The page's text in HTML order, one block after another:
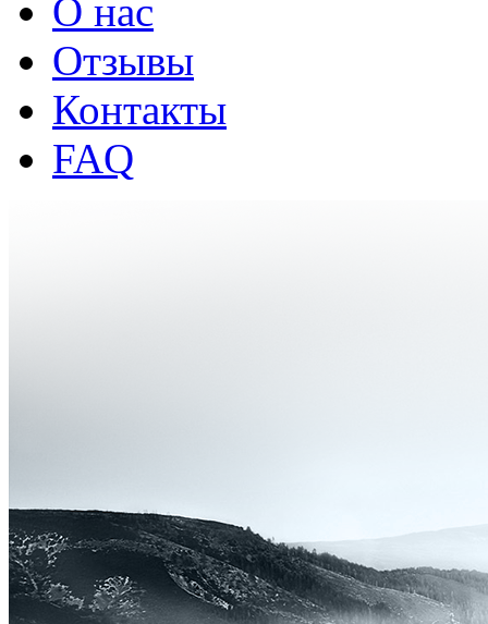
О нас
Отзывы
Контакты
FAQ